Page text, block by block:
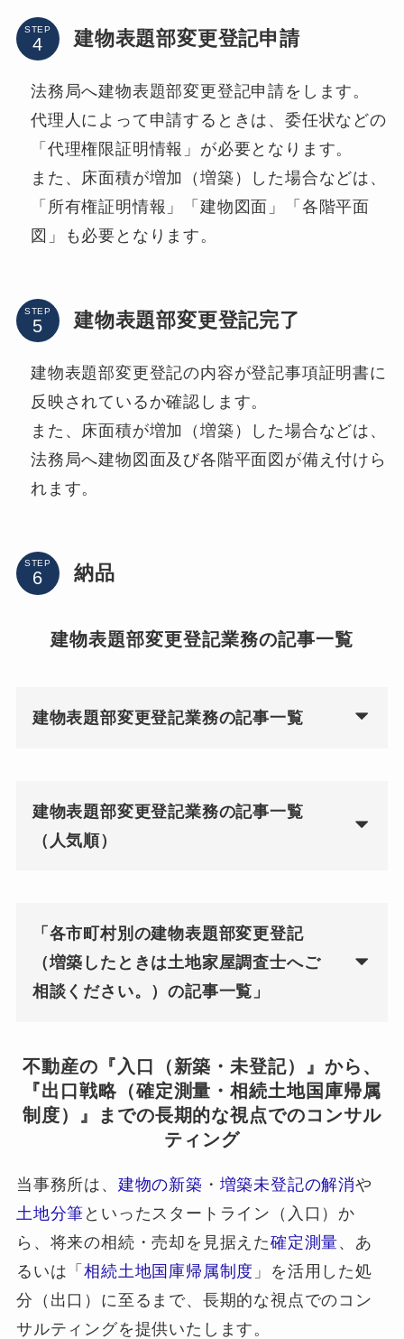
STEP 建物表題部変更登記申請
法務局へ建物表題部変更登記申請をします。
代理人によって申請するときは、委任状などの
「代理権限証明情報」が必要となります。
また、床面積が増加（増築）した場合などは、
「所有権証明情報」「建物図面」「各階平面
図」も必要となります。
STEP 建物表題部変更登記完了
建物表題部変更登記の内容が登記事項証明書に
反映されているか確認します。
また、床面積が増加（増築）した場合などは、
法務局へ建物図面及び各階平面図が備え付けら
れます。
STEP 納品
建物表題部変更登記業務の記事一覧
建物表題部変更登記業務の記事一覧
建物表題部変更登記業務の記事一覧
（人気順）
「各市町村別の建物表題部変更登記
（増築したときは土地家屋調査士へご
相談ください。）の記事一覧」
不動産の『入口（新築・未登記）』から、
『出口戦略（確定測量・相続土地国庫帰属
制度）』までの長期的な視点でのコンサル
ティング
当事務所は、 建物の新築 ・ 増築未登記の解消や
土地分筆 といったスタートライン（入口）か
ら、将来の相続・売却を見据えた確定測量、あ
るいは「相続土地国庫帰属制度 」を活用した処
分（出口）に至るまで、長期的な視点でのコン
サルティングを提供いたします。